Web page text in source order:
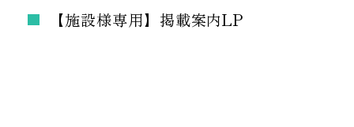
【施設様専用】掲載案内LP